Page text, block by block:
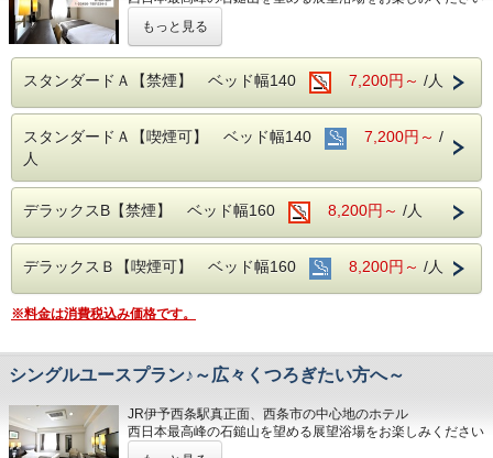
■注意事項
団体様の場合や時期によりキャンセル規定が異なります
※※旅行会社様からのご予約、団体のご予約はご遠慮い
ご了承くださいませ。
JR伊予西条駅真正面、西条市の中心地のホテル
西日本最高峰の石鎚山を望める展望浴場をお楽しみください
■男女別展望浴場(最上階：９階)
ン温泉
隣がコンビニ、石鎚へのバスも真正面バス停から出ています
1日１台税込300円 ※バス・トラックは事前予約をお願いし
ます（料金が異なります）
■焼き立てパンや産直市から取り寄せた地元野菜の和洋バイ
キング(定価：￥1320（税込）)
だけます
■男女別展望浴場(最上階：９階)
西日本最高峰の石鎚山や西条市の街並を望める人工ヘルスト
営業時間：14:00~24:00、翌6:00~9:00
隣がコンビニ、石鎚へのバスも真正面バス停から出ています
1日１台税込300円 ※バス・トラックは事前予約をお願いし
ます（料金が異なります）
■焼き立てパンや産直市から取り寄せた地元野菜の和洋バイ
キング(定価：￥1320（税込）)
朝食付きプランでご予約いただくとお得にお召し上がりいた
だけます
■室内設備(全部屋１４平米以上)
・シモンズ社製デュベスタイルロング＆ワイドベッドで快適
な寝心地
タオル、各部屋Wi-Fi
もっと見る
スタンダードＡ【禁煙】 ベッド幅140 7,200円～ /人
スタンダードＡ【喫煙可】 ベッド幅140 7,200円～ /
人
デラックスB【禁煙】 ベッド幅160 8,200円～ /人
デラックスＢ【喫煙可】 ベッド幅160 8,200円～ /人
※料金は消費税込み価格です。
シングルユースプラン♪～広々くつろぎたい方へ～
JR伊予西条駅真正面、西条市の中心地のホテル
西日本最高峰の石鎚山を望める展望浴場をお楽しみください